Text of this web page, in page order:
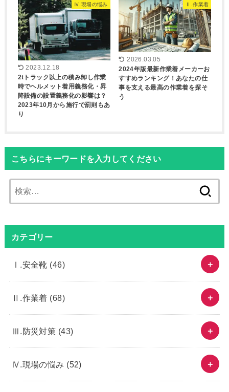
Ⅳ.現場の悩み
2023.12.18
2tトラック以上の積み卸し作業
時でヘルメット着用義務化・昇
降設備の設置義務化の影響は？
2023年10月から施行で罰則もあ
り
Ⅱ.作業着
2026.03.05
2024年版最新作業着メーカーお
すすめランキング！あなたの仕
事を支える最高の作業着を探そ
う
こちらにキーワードを入力してください
索:
カテゴリー
Ⅰ.安全靴 (46)
Ⅱ.作業着 (68)
Ⅲ.防災対策 (43)
Ⅳ.現場の悩み (52)